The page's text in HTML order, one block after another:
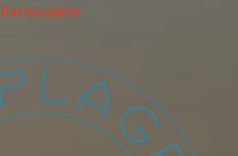
Partenaires